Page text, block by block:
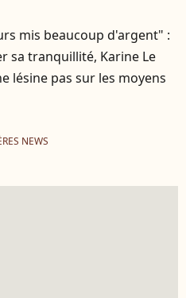
mis beaucoup d'argent" :
sa tranquillité, Karine Le
lésine pas sur les moyens
NEWS